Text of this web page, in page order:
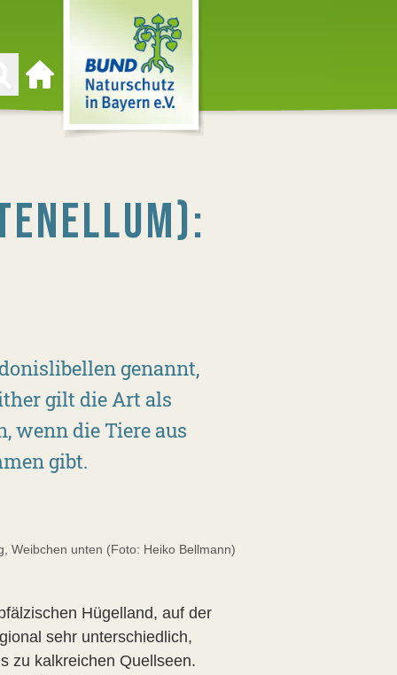
Zur Startseite
genannt,
gilt die Art als
wenn die Tiere aus
gibt.
Weibchen unten (Foto: Heiko Bellmann)
Hügelland, auf der
sehr unterschiedlich,
zu kalkreichen Quellseen.